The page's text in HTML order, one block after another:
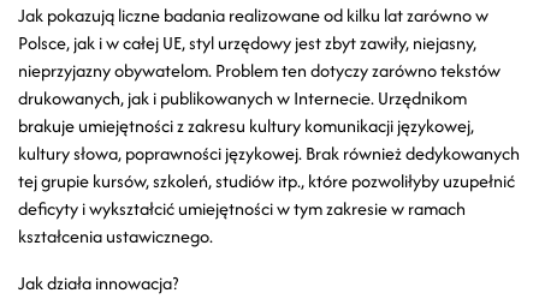
Jak pokazują liczne badania realizowane od kilku lat zarówno w
Polsce, jak i w całej UE, styl urzędowy jest zbyt zawiły, niejasny,
nieprzyjazny obywatelom. Problem ten dotyczy zarówno tekstów
drukowanych, jak i publikowanych w Internecie. Urzędnikom
brakuje umiejętności z zakresu kultury komunikacji językowej,
kultury słowa, poprawności językowej. Brak również dedykowanych
tej grupie kursów, szkoleń, studiów itp., które pozwoliłyby uzupełnić
deficyty i wykształcić umiejętności w tym zakresie w ramach
kształcenia ustawicznego.
Jak działa innowacja?